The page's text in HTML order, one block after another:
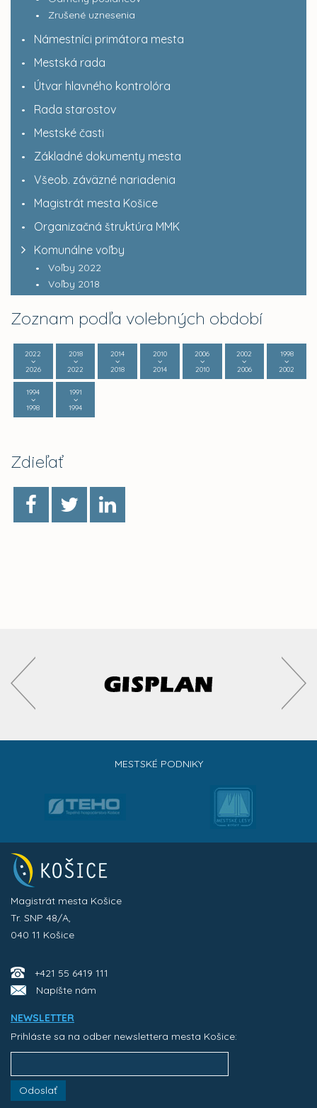
Zrušené uznesenia
Námestníci primátora mesta
Mestská rada
Útvar hlavného kontrolóra
Rada starostov
Mestské časti
Základné dokumenty mesta
Všeob. záväzné nariadenia
Magistrát mesta Košice
Organizačná štruktúra MMK
Komunálne voľby
Voľby 2022
Voľby 2018
Zoznam podľa volebných období
2022
2026
2018
2022
2014
2018
2010
2014
2006
2010
2002
2006
1998
2002
1994
1998
1991
1994
Zdieľať
MESTSKÉ PODNIKY
Magistrát mesta Košice
Tr. SNP 48/A,
040 11 Košice
+421 55 6419 111
Napíšte nám
NEWSLETTER
Prihláste sa na odber newslettera mesta Košice:
Odoslať